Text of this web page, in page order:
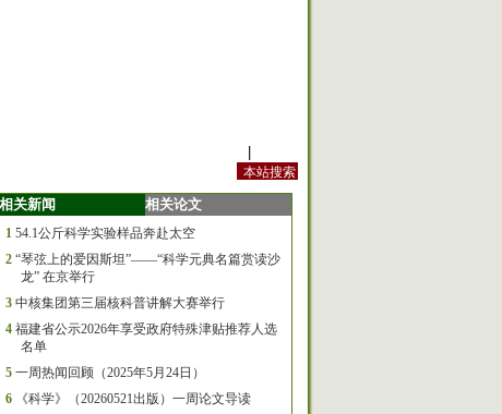
相关新闻 相关论文
1 54.1公斤科学实验样品奔赴太空
2 “琴弦上的爱因斯坦”——“科学元典名篇赏读沙
龙” 在京举行
3 中核集团第三届核科普讲解大赛举行
4 福建省公示2026年享受政府特殊津贴推荐人选
名单
5 一周热闻回顾（2025年5月24日）
6
《科学》（20260521出版）一周论文导读